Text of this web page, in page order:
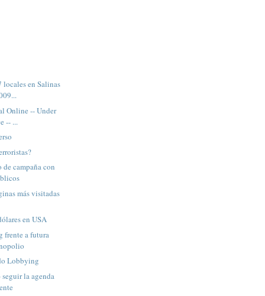
locales en Salinas
Online -- Under
-- ...
campaña con
más visitadas
en USA
frente a futura
Lobbying
la agenda